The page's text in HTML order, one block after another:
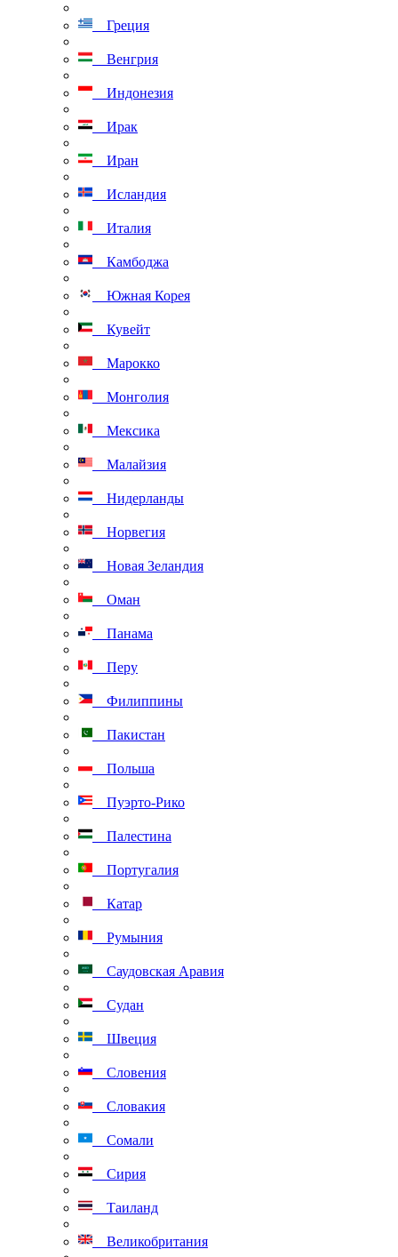
Греция
Венгрия
Индонезия
Ирак
Иран
Исландия
Италия
Камбоджа
Южная Корея
Кувейт
Марокко
Монголия
Мексика
Малайзия
Нидерланды
Норвегия
Новая Зеландия
Оман
Панама
Перу
Филиппины
Пакистан
Польша
Пуэрто-Рико
Палестина
Португалия
Катар
Румыния
Саудовская Аравия
Судан
Швеция
Словения
Словакия
Сомали
Сирия
Таиланд
Великобритания